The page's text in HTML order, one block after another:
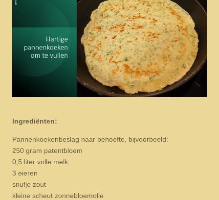
Ingrediënten:
Pannenkoekenbeslag naar behoefte, bijvoorbeeld:
250 gram patentbloem
0,5 liter volle melk
3 eieren
snufje zout
kleine scheut zonnebloemolie